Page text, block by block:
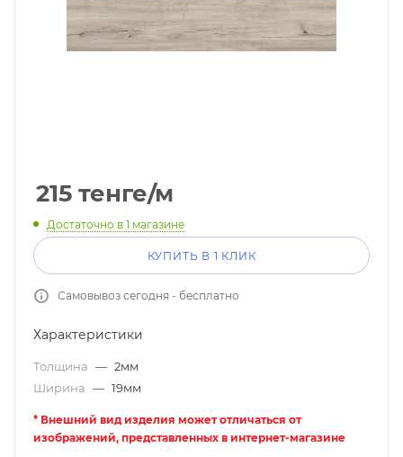
215 тенге/м
Достаточно в 1 магазине
КУПИТЬ В 1 КЛИК
Самовывоз сегодня - бесплатно
Характеристики
Толщина — 2мм
Ширина — 19мм
* Внешний вид изделия может отличаться от
изображений, представленных в интернет-магазине